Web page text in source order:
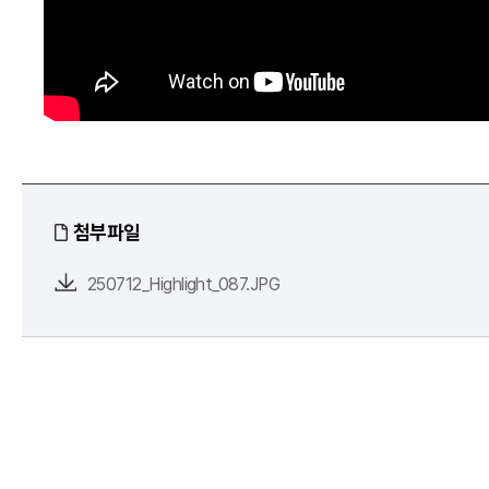
첨부파일
250712_Highlight_087.JPG